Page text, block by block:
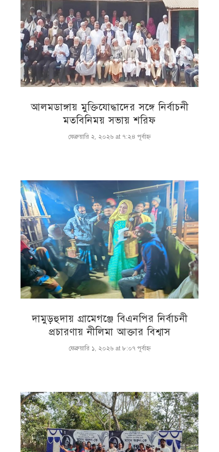
আলমডাঙ্গায় মুক্তিযোদ্ধাদের সঙ্গে নির্বাচনী
মতবিনিময় সভায় শরিফ
ফেব্রুয়ারি ২, ২০২৬ at ৭:২৪ পূর্বাহ্ণ
দামুড়হুদায় গ্রামেগঞ্জে বিএনপির নির্বাচনী
প্রচারণায় নীলিমা আক্তার বিশ্বাস
ফেব্রুয়ারি ১, ২০২৬ at ৮:০৭ পূর্বাহ্ণ